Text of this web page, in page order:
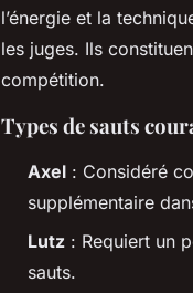
l’énergie et la
les juges. Ils
compétition.
Types de sauts
Axel : Considéré
supplémentaire
Lutz : Requiert un
sauts.